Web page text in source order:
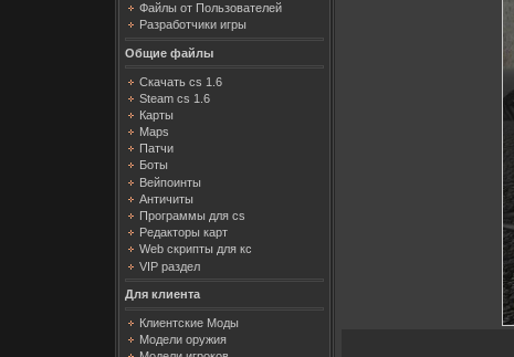
Файлы от Пользователей
Разработчики игры
Общие файлы
Скачать cs 1.6
Steam cs 1.6
Карты
Maps
Патчи
Боты
Вейпоинты
Античиты
Программы для cs
Редакторы карт
Web скрипты для кс
VIP раздел
Для клиента
Клиентские Моды
Модели оружия